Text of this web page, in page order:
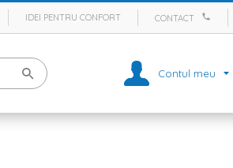
IDEI PENTRU CONFORT CONTACT
Contul meu